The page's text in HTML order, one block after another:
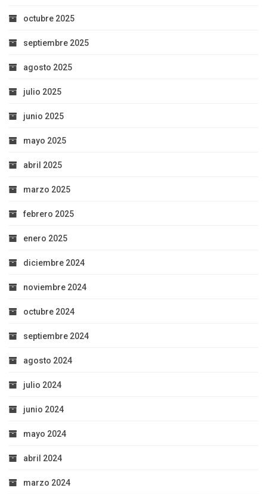
octubre 2025
septiembre 2025
agosto 2025
julio 2025
junio 2025
mayo 2025
abril 2025
marzo 2025
febrero 2025
enero 2025
diciembre 2024
noviembre 2024
octubre 2024
septiembre 2024
agosto 2024
julio 2024
junio 2024
mayo 2024
abril 2024
marzo 2024